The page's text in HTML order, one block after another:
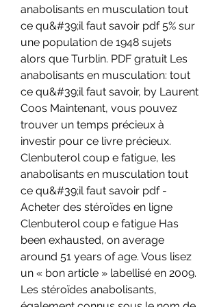
anabolisants en musculation tout
ce qu&#39;il faut savoir pdf 5% sur
une population de 1948 sujets
alors que Turblin. PDF gratuit Les
anabolisants en musculation: tout
ce qu&#39;il faut savoir, by Laurent
Coos Maintenant, vous pouvez
trouver un temps précieux à
investir pour ce livre précieux.
Clenbuterol coup e fatigue, les
anabolisants en musculation tout
ce qu&#39;il faut savoir pdf -
Acheter des stéroïdes en ligne
Clenbuterol coup e fatigue Has
been exhausted, on average
around 51 years of age. Vous lisez
un « bon article » labellisé en 2009.
Les stéroïdes anabolisants,